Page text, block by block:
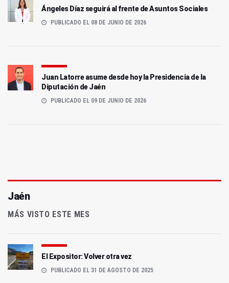
Ángeles Díaz seguirá al frente de Asuntos Sociales
PUBLICADO EL 08 DE JUNIO DE 2026
Juan Latorre asume desde hoy la Presidencia de la
Diputación de Jaén
PUBLICADO EL 09 DE JUNIO DE 2026
Jaén
MÁS VISTO ESTE MES
El Expositor: Volver otra vez
PUBLICADO EL 31 DE AGOSTO DE 2025